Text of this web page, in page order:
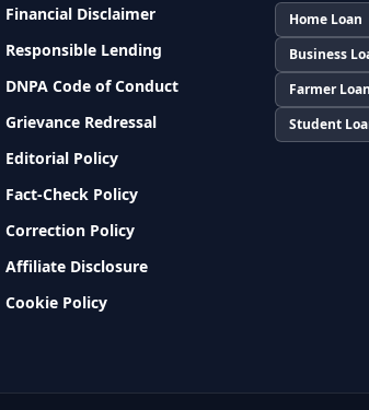
Financial Disclaimer
Responsible Lending
DNPA Code of Conduct
Grievance Redressal
Editorial Policy
Fact-Check Policy
Correction Policy
Affiliate Disclosure
Cookie Policy
Home Loan
Business
Farmer Loan
Student